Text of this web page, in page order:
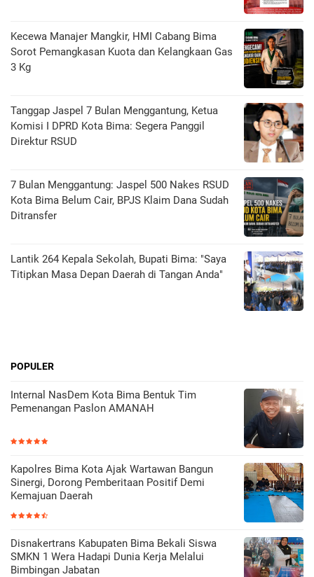
Kecewa Manajer Mangkir, HMI Cabang Bima
Sorot Pemangkasan Kuota dan Kelangkaan Gas
3 Kg
Tanggap Jaspel 7 Bulan Menggantung, Ketua
Komisi I DPRD Kota Bima: Segera Panggil
Direktur RSUD
7 Bulan Menggantung: Jaspel 500 Nakes RSUD
Kota Bima Belum Cair, BPJS Klaim Dana Sudah
Ditransfer
Lantik 264 Kepala Sekolah, Bupati Bima: "Saya
Titipkan Masa Depan Daerah di Tangan Anda"
POPULER
Internal NasDem Kota Bima Bentuk Tim
Pemenangan Paslon AMANAH
Kapolres Bima Kota Ajak Wartawan Bangun
Sinergi, Dorong Pemberitaan Positif Demi
Kemajuan Daerah
Disnakertrans Kabupaten Bima Bekali Siswa
SMKN 1 Wera Hadapi Dunia Kerja Melalui
Bimbingan Jabatan